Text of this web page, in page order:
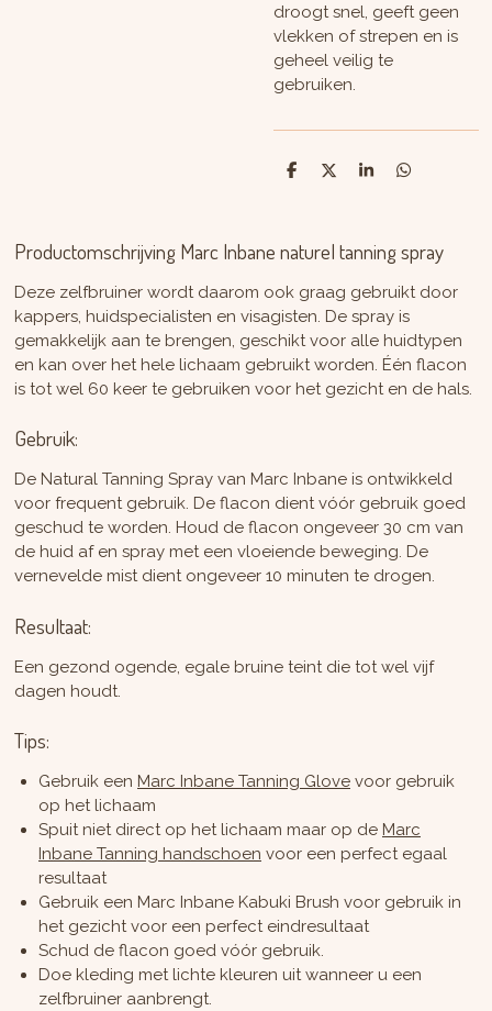
droogt snel, geeft geen
vlekken of strepen en is
geheel veilig te
gebruiken.
D
n
D
S
D
Productomschrijving Marc Inbane naturel tanning spray
Deze zelfbruiner wordt daarom ook graag gebruikt door
kappers, huidspecialisten en visagisten. De spray is
gemakkelijk aan te brengen, geschikt voor alle huidtypen
en kan over het hele lichaam gebruikt worden. Één flacon
is tot wel 60 keer te gebruiken voor het gezicht en de hals.
Gebruik:
De Natural Tanning Spray van Marc Inbane is ontwikkeld
voor frequent gebruik. De flacon dient vóór gebruik goed
geschud te worden. Houd de flacon ongeveer 30 cm van
de huid af en spray met een vloeiende beweging. De
vernevelde mist dient ongeveer 10 minuten te drogen.
Resultaat:
Een gezond ogende, egale bruine teint die tot wel vijf
dagen houdt.
Tips:
Gebruik een Marc Inbane Tanning Glove voor gebruik
op het lichaam
Spuit niet direct op het lichaam maar op de Marc
Inbane Tanning handschoen voor een perfect egaal
resultaat
Gebruik een Marc Inbane Kabuki Brush voor gebruik in
het gezicht voor een perfect eindresultaat
Schud de flacon goed vóór gebruik.
Doe kleding met lichte kleuren uit wanneer u een
zelfbruiner aanbrengt.